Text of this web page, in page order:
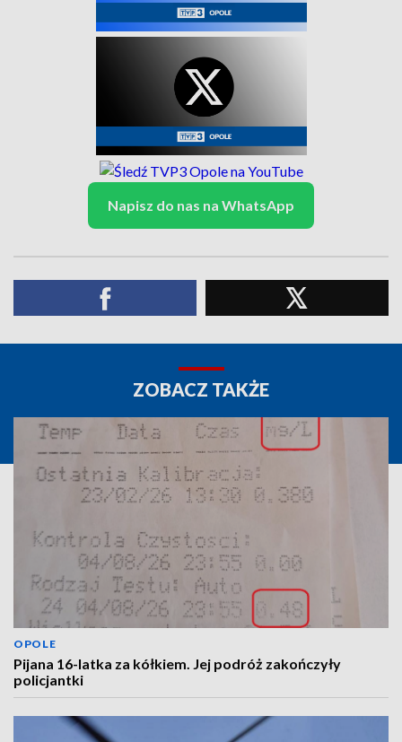
Napisz do nas na WhatsApp
ZOBACZ TAKŻE
OPOLE
Pijana 16-latka za kółkiem. Jej podróż zakończyły
policjantki